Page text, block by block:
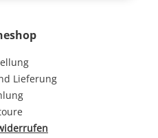
Lieferung